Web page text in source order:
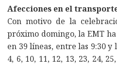
Afecciones en el
Con motivo de la
próximo domingo, la EMT
en 39 líneas, entre las 9:30 y
4, 6, 10, 11, 12, 13, 23, 24,